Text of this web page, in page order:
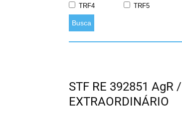
TRF4
TRF5
Busca
STF RE 392851 AgR
EXTRAORDINÁRIO